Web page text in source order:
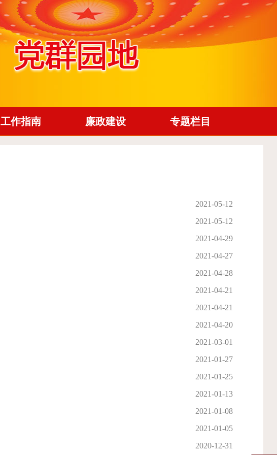
工作指南 廉政建设 专题栏目
2021-05-12
2021-05-12
2021-04-29
2021-04-27
2021-04-28
2021-04-21
2021-04-21
2021-04-20
2021-03-01
2021-01-27
2021-01-25
2021-01-13
2021-01-08
2021-01-05
2020-12-31